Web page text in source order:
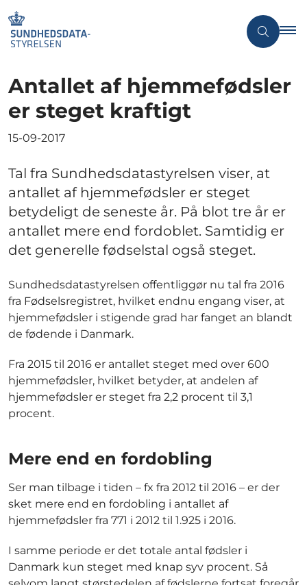
Antallet af hjemmefødsler
er steget kraftigt
15-09-2017
Tal fra Sundhedsdatastyrelsen viser, at
antallet af hjemmefødsler er steget
betydeligt de seneste år. På blot tre år er
antallet mere end fordoblet. Samtidig er
det generelle fødselstal også steget.
Sundhedsdatastyrelsen offentliggør nu tal fra 2016
fra Fødselsregistret, hvilket endnu engang viser, at
hjemmefødsler i stigende grad har fanget an blandt
de fødende i Danmark.
Fra 2015 til 2016 er antallet steget med over 600
hjemmefødsler, hvilket betyder, at andelen af
hjemmefødsler er steget fra 2,2 procent til 3,1
procent.
Mere end en fordobling
Ser man tilbage i tiden – fx fra 2012 til 2016 – er der
sket mere end en fordobling i antallet af
hjemmefødsler fra 771 i 2012 til 1.925 i 2016.
I samme periode er det totale antal fødsler i
Danmark kun steget med knap syv procent. Så